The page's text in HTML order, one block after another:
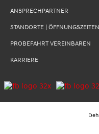
ANSPRECHPARTNER
STANDORTE | ÖFFNUNGSZEITEN
PROBEFAHRT VEREINBAREN
KARRIERE